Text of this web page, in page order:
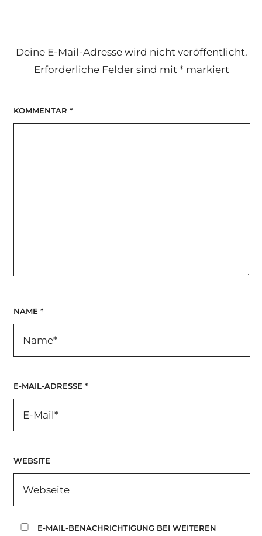
Deine E-Mail-Adresse wird nicht veröffentlicht.
Erforderliche Felder sind mit* markiert
KOMMENTAR *
NAME *
E-MAIL-ADRESSE *
WEBSITE
E-MAIL-BENACHRICHTIGUNG BEI WEITEREN